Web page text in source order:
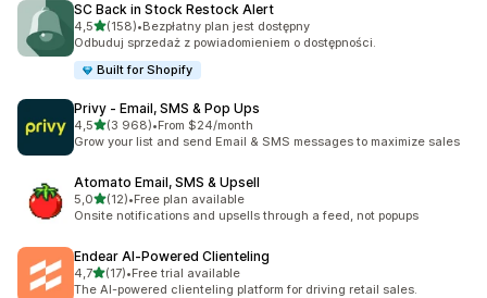
SC Back in Stock Restock Alert
4,5na 5 gwiazdek
(158)
Łączna liczba recenzji: 158
•Bezpłatny plan jest dostępny
Odbuduj sprzedaż z powiadomieniem o dostępności.
Built for Shopify
Privy ‑ Email, SMS & Pop Ups
4,5na 5 gwiazdek
(3 968)
Łączna liczba recenzji: 3968
•From $24/month
Grow your list and send Email & SMS messages to maximize sales
Atomato Email, SMS & Upsell
5,0na 5 gwiazdek
(12)
Łączna liczba recenzji: 12
•Free plan available
Onsite notifications and upsells through a feed, not popups
Endear AI‑Powered Clienteling
4,7na 5 gwiazdek
(17)
Łączna liczba recenzji: 17
•Free trial available
The AI-powered clienteling platform for driving retail sales.